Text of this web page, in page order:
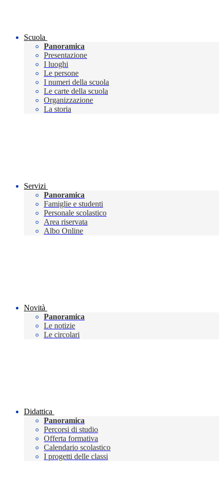
Scuola
Panoramica
Presentazione
I luoghi
Le persone
I numeri della scuola
Le carte della scuola
Organizzazione
La storia
Servizi
Panoramica
Famiglie e studenti
Personale scolastico
Area riservata
Albo Online
Novità
Panoramica
Le notizie
Le circolari
Didattica
Panoramica
Percorsi di studio
Offerta formativa
Calendario scolastico
I progetti delle classi